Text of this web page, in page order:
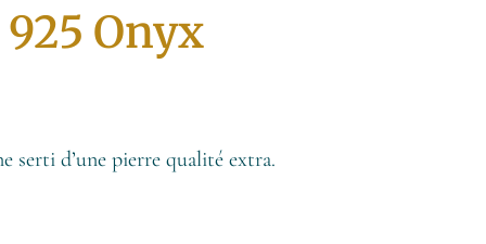
Onyx
serti d’une pierre qualité extra.